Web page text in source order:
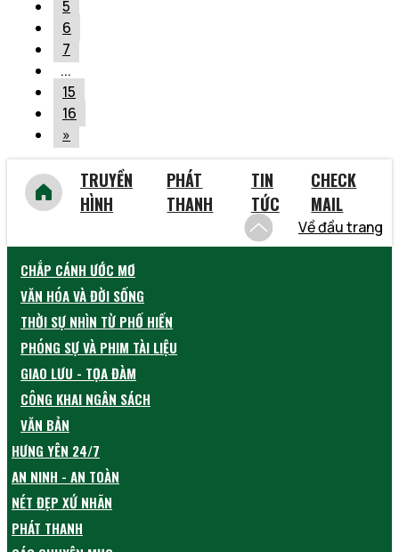
5
6
7
...
15
16
»
TRUYỀN
HÌNH
PHÁT
THANH
TIN
TỨC
CHECK
MAIL
Về đầu trang
CHẮP CÁNH ƯỚC MƠ
VĂN HÓA VÀ ĐỜI SỐNG
THỜI SỰ NHÌN TỪ PHỐ HIẾN
PHÓNG SỰ VÀ PHIM TÀI LIỆU
GIAO LƯU - TỌA ĐÀM
CÔNG KHAI NGÂN SÁCH
VĂN BẢN
HƯNG YÊN 24/7
AN NINH - AN TOÀN
NÉT ĐẸP XỨ NHÃN
PHÁT THANH